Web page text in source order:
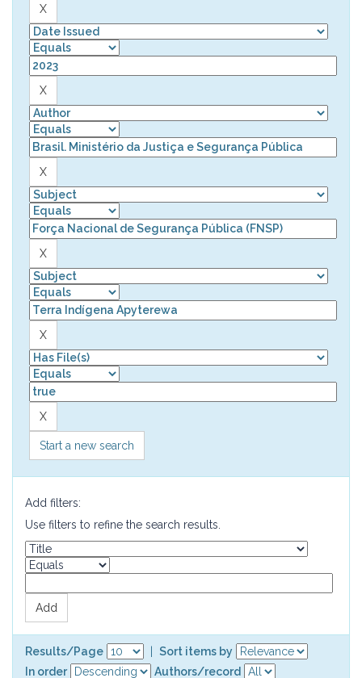
Start a new search
Add filters:
Use filters to refine the search results.
Results/Page
Sort items by
In order
Authors/record